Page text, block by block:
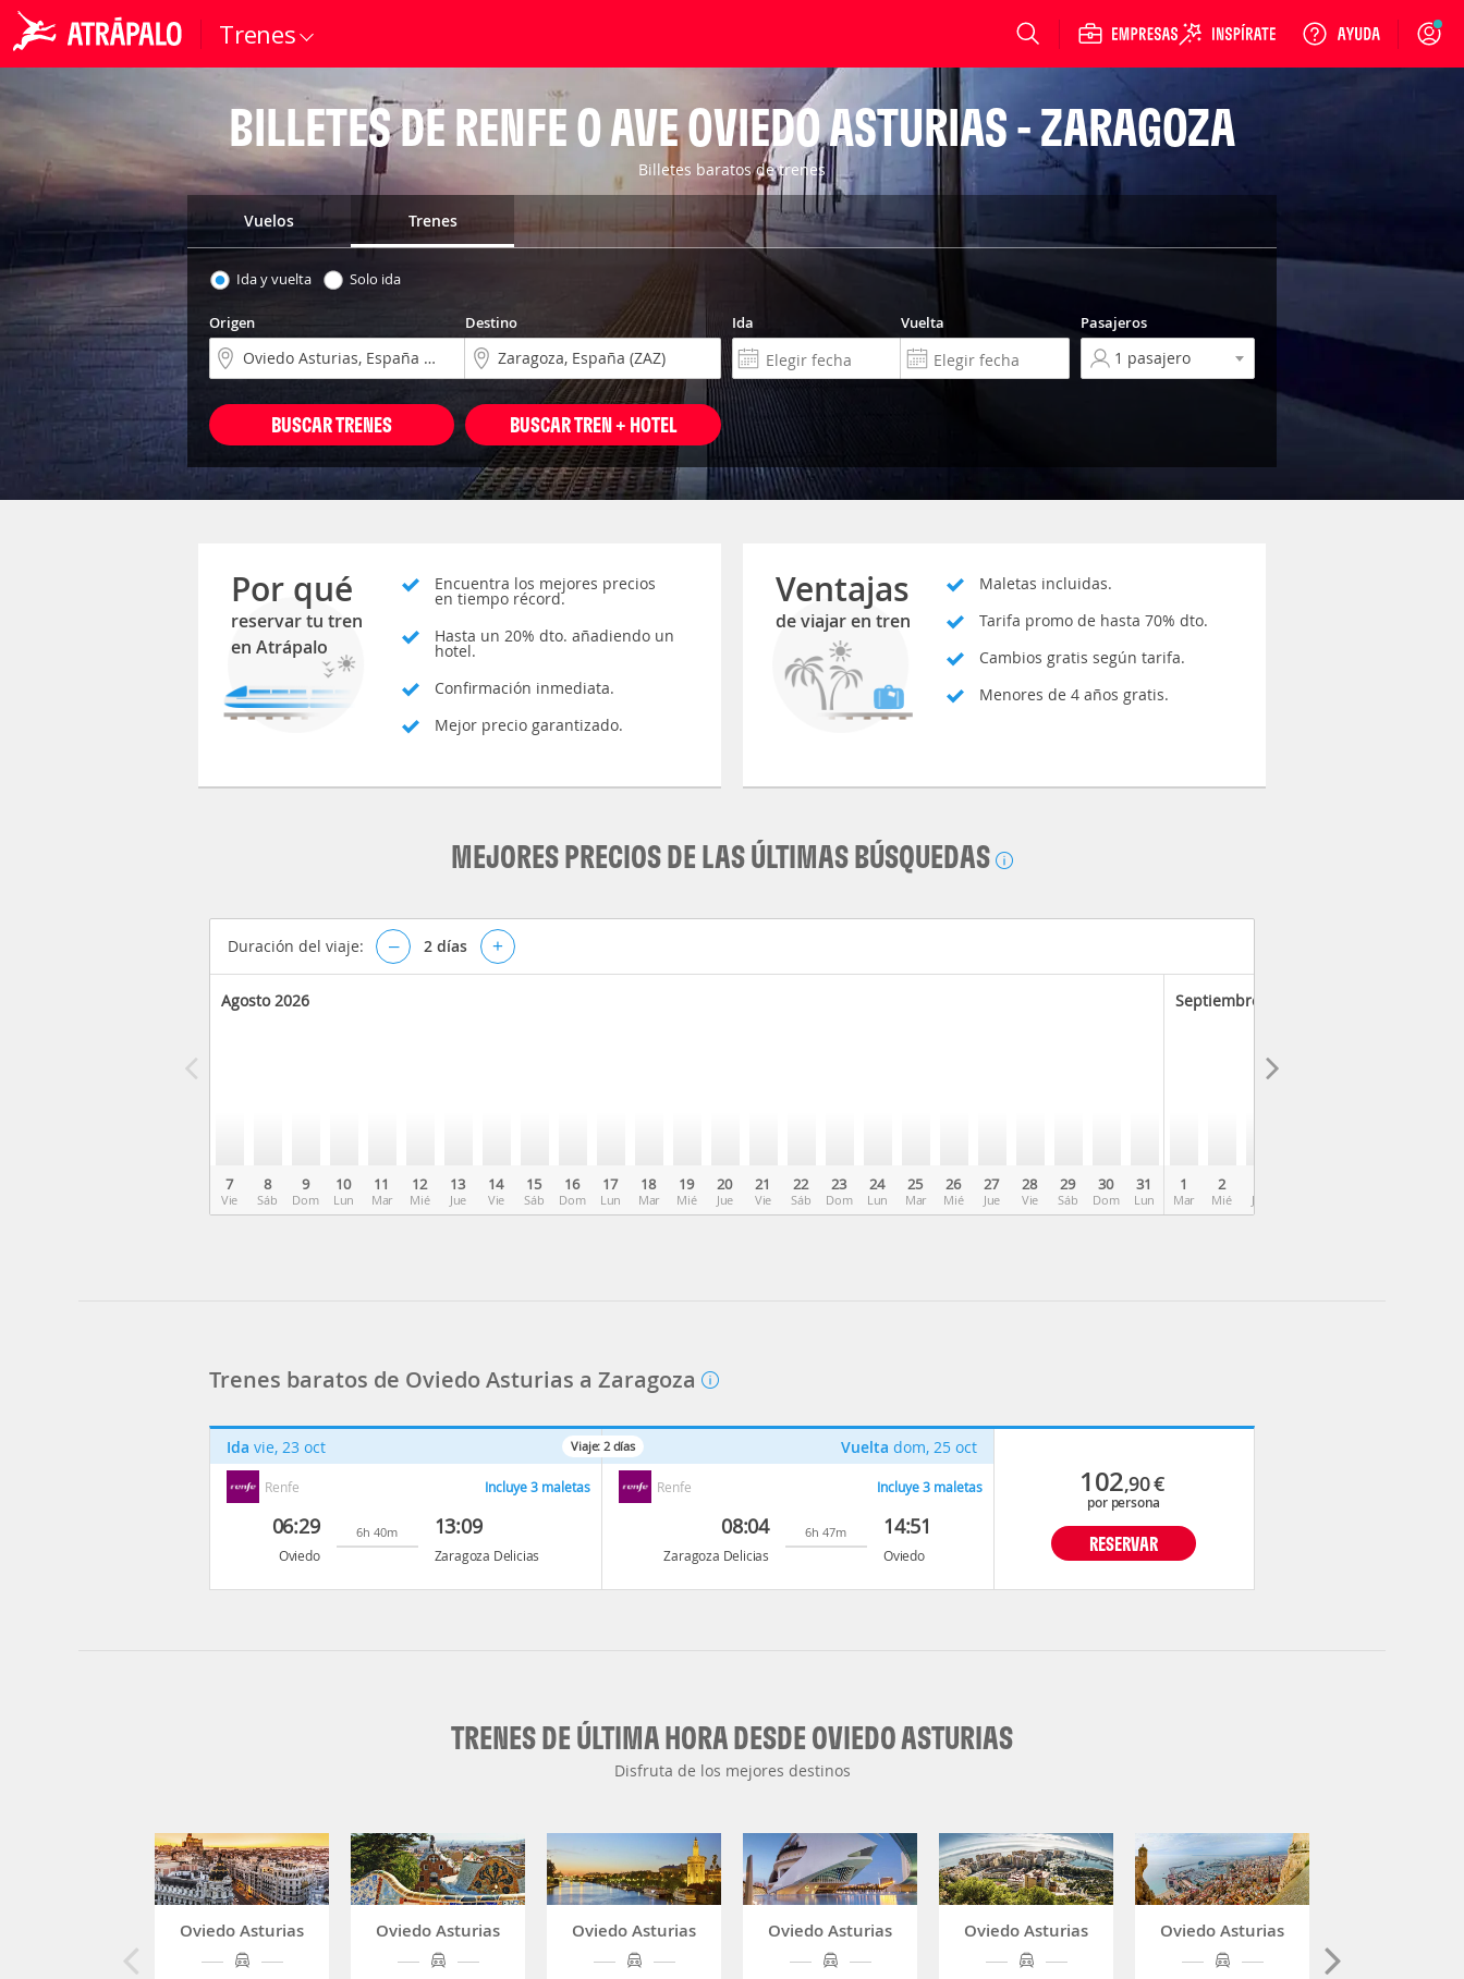
Trenes Login
BILLETES DE RENFE O AVE OVIEDO ASTURIAS - ZARAGOZA
Billetes baratos de trenes
Vuelos Trenes
Ida y vuelta Solo ida
Origen Destino Ida Vuelta Pasajeros
BUSCAR TRENES BUSCAR TREN + HOTEL
Por qué
reservar tu tren
en Atrápalo
Encuentra los mejores precios
en tiempo récord.
Hasta un 20% dto. añadiendo un
hotel.
Confirmación inmediata.
Mejor precio garantizado.
Ventajas
de viajar en tren
Maletas incluidas.
Tarifa promo de hasta 70% dto.
Cambios gratis según tarifa.
Menores de 4 años gratis.
MEJORES PRECIOS DE LAS ÚLTIMAS BÚSQUEDAS
Duración del viaje: – 2 días +
Agosto 2026
7
Vie
8
Sáb
9
Dom
10
Lun
11
Mar
12
Mié
13
Jue
14
Vie
15
Sáb
16
Dom
17
Lun
18
Mar
19
Mié
20
Jue
21
Vie
22
Sáb
23
Dom
24
Lun
25
Mar
26
Mié
27
Jue
28
Vie
29
Sáb
30
Dom
31
Lun
Septiembre 2026
1
Mar
2
Mié Jue
Trenes baratos de Oviedo Asturias a Zaragoza
Viaje: 2días
Ida vie, 23 oct
Renfe Incluye 3 maletas
06:29
Oviedo
6h 40m 13:09
Zaragoza Delicias
Vuelta dom, 25 oct
Renfe Incluye 3 maletas
08:04
Zaragoza Delicias
6h 47m 14:51
Oviedo
102,90€
por persona
RESERVAR
TRENES DE ÚLTIMA HORA DESDE OVIEDO ASTURIAS
Disfruta de los mejores destinos
Oviedo Asturias Oviedo Asturias Oviedo Asturias Oviedo Asturias Oviedo Asturias Oviedo Asturias